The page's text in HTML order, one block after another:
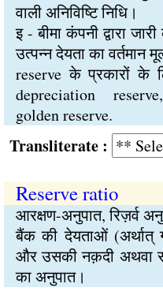
वाली अनिविष्टि निधि।
इ - बीमा कंपनी द्वारा
उत्पन्न देयता का वर्तमान
reserve के प्रकारों के
depreciation
golden reserve.
:
Reserve ratio
आरक्षण-अनुपात, रिज़र्व
बैंक की देयताओं (अर्थात्
और उसकी नक़दी अथवा
का अनुपात।